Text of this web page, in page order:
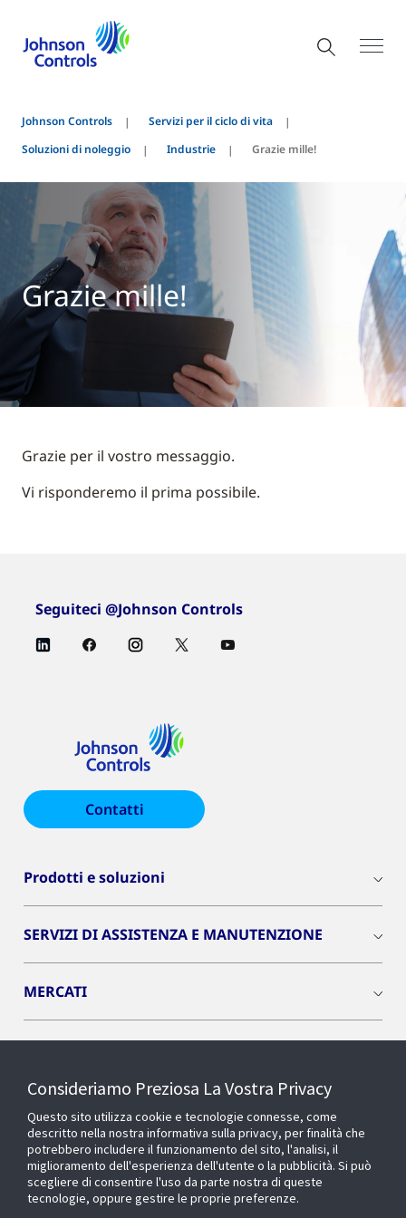
Johnson Controls
Servizi per il ciclo di vita
Soluzioni di noleggio
Industrie Grazie mille!
Grazie mille!
Grazie per il vostro messaggio.
Vi risponderemo il prima possibile.
Seguiteci @Johnson Controls
Contatti
Prodotti e soluzioni
SERVIZI DI ASSISTENZA E MANUTENZIONE
MERCATI
OPENBLUE
Consideriamo Preziosa La Vostra Privacy
Questo sito utilizza cookie e tecnologie connesse, come
descritto nella nostra informativa sulla privacy, per finalità che
potrebbero includere il funzionamento del sito, l'analisi, il
miglioramento dell'esperienza dell'utente o la pubblicità. Si può
scegliere di consentire l'uso da parte nostra di queste
tecnologie, oppure gestire le proprie preferenze.